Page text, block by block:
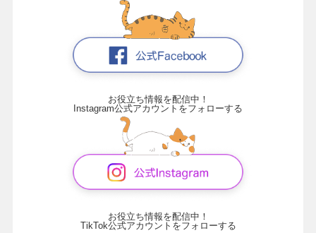
お役立ち情報を配信中！
Instagram公式アカウントをフォローする
お役立ち情報を配信中！
TikTok公式アカウントをフォローする